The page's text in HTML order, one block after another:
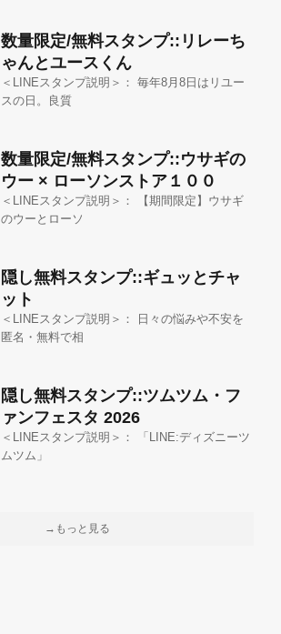
数量限定/無料スタンプ::リレーち
ゃんとユースくん
＜LINEスタンプ説明＞： 毎年8月8日はリユー
スの日。良質
数量限定/無料スタンプ::ウサギの
ウー × ローソンストア１００
＜LINEスタンプ説明＞： 【期間限定】ウサギ
のウーとローソ
隠し無料スタンプ::ギュッとチャ
ット
＜LINEスタンプ説明＞： 日々の悩みや不安を
匿名・無料で相
隠し無料スタンプ::ツムツム・フ
ァンフェスタ 2026
＜LINEスタンプ説明＞： 「LINE:ディズニーツ
ムツム」
→もっと見る